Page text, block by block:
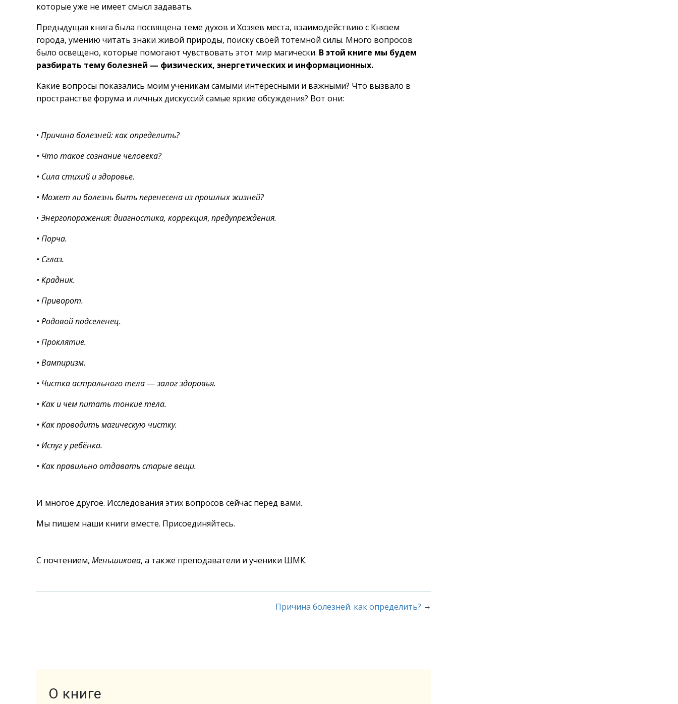
которые уже не имеет смысл задавать.
Предыдущая книга была посвящена теме духов и Хозяев места, взаимодействию с Князем
города, умению читать знаки живой природы, поиску своей тотемной силы. Много вопросов
было освещено, которые помогают чувствовать этот мир магически. В этой книге мы будем
разбирать тему болезней — физических, энергетических и информационных.
Какие вопросы показались моим ученикам самыми интересными и важными? Что вызвало в
пространстве форума и личных дискуссий самые яркие обсуждения? Вот они:
• Причина болезней: как определить?
• Что такое сознание человека?
• Сила стихий и здоровье.
• Может ли болезнь быть перенесена из прошлых жизней?
• Энергопоражения: диагностика, коррекция, предупреждения.
• Порча.
• Сглаз.
• Крадник.
• Приворот.
• Родовой подселенец.
• Проклятие.
• Вампиризм.
• Чистка астрального тела —залог здоровья.
• Как и чем питать тонкие тела.
• Как проводить магическую чистку.
• Испуг у ребёнка.
• Как правильно отдавать старые вещи.
И многое другое. Исследования этих вопросов сейчас перед вами.
Мы пишем наши книги вместе. Присоединяйтесь.
С почтением, Меньшикова, а также преподаватели и ученики ШМК.
Причина болезней. как определить? →
О книге